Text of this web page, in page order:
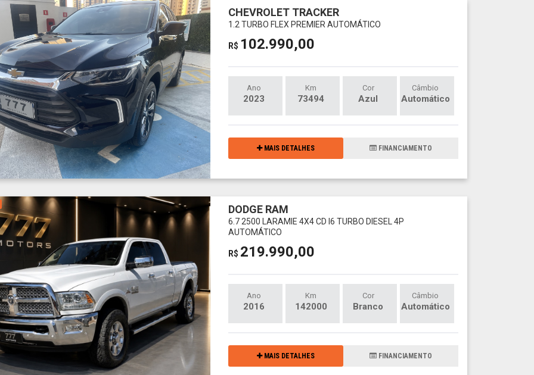
CHEVROLET TRACKER
1.2 TURBO FLEX PREMIER AUTOMÁTICO
R$ 102.990,00
Ano
2023
Km
73494
Cor
Azul
Câmbio
Automático
MAIS DETALHES FINANCIAMENTO
DODGE RAM
6.7 2500 LARAMIE 4X4 CD I6 TURBO DIESEL 4P
AUTOMÁTICO
R$ 219.990,00
Ano
2016
Km
142000
Cor
Branco
Câmbio
Automático
MAIS DETALHES FINANCIAMENTO